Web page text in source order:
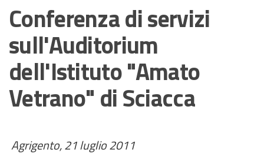
Conferenza di servizi
sull'Auditorium
dell'Istituto "Amato
Vetrano" di Sciacca
Agrigento, 21 luglio 2011